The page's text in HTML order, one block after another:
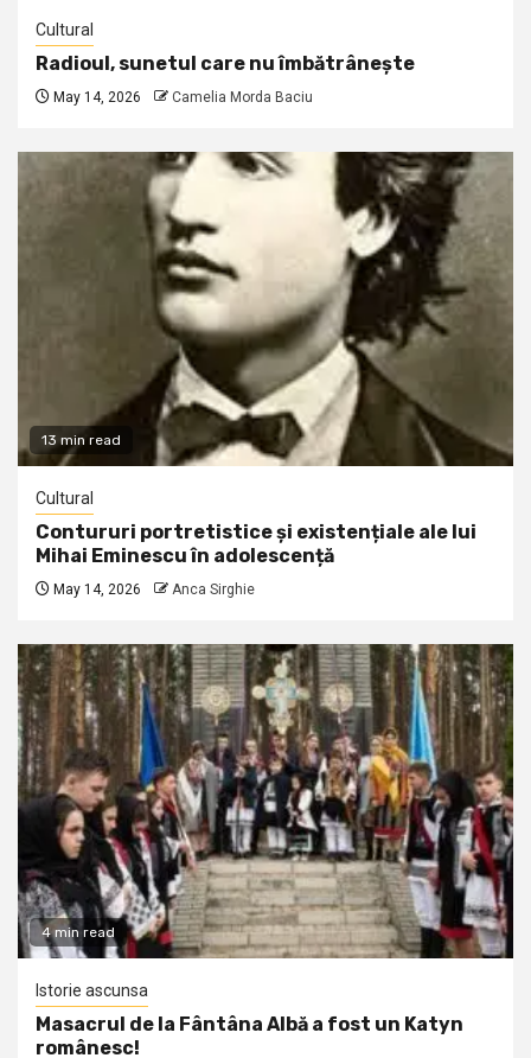
Cultural
Radioul, sunetul care nu îmbătrânește
May 14, 2026 Camelia Morda Baciu
13 min read
Cultural
Contururi portretistice și existențiale ale lui
Mihai Eminescu în adolescență
May 14, 2026 Anca Sirghie
4 min read
Istorie ascunsa
Masacrul de la Fântâna Albă a fost un Katyn
românesc!